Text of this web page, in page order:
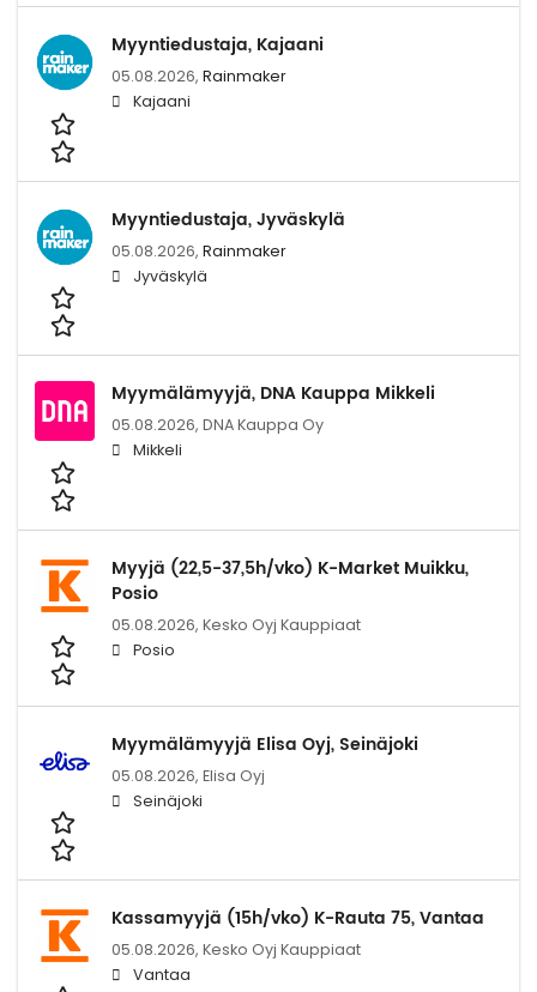
Myyntiedustaja, Kajaani
05.08.2026, Rainmaker
Kajaani
Myyntiedustaja, Jyväskylä
05.08.2026, Rainmaker
Jyväskylä
Myymälämyyjä, DNA Kauppa Mikkeli
05.08.2026, DNA Kauppa Oy
Mikkeli
Myyjä (22,5-37,5h/vko) K-Market Muikku,
Posio
05.08.2026, Kesko Oyj Kauppiaat
Posio
Myymälämyyjä Elisa Oyj, Seinäjoki
05.08.2026, Elisa Oyj
Seinäjoki
Kassamyyjä (15h/vko) K-Rauta 75, Vantaa
05.08.2026, Kesko Oyj Kauppiaat
Vantaa